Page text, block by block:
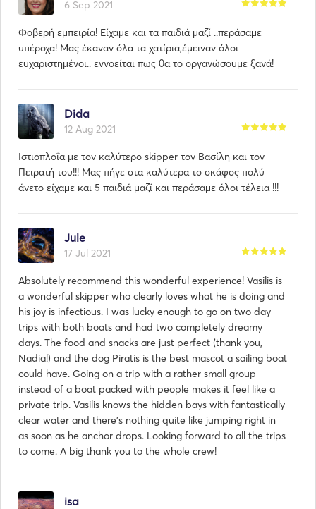
6 Sep 2021
Φοβερή εμπειρία! Είχαμε και τα παιδιά μαζί ..περάσαμε
υπέροχα! Μας έκαναν όλα τα χατίρια,έμειναν όλοι
ευχαριστημένοι.. εννοείται πως θα το οργανώσουμε ξανά!
Dida
12 Aug 2021
Ιστιοπλοΐα με τον καλύτερο skipper τον Βασίλη και τον
Πειρατή του!!! Μας πήγε στα καλύτερα το σκάφος πολύ
άνετο είχαμε και 5 παιδιά μαζί και περάσαμε όλοι τέλεια !!!
Jule
17 Jul 2021
Absolutely recommend this wonderful experience! Vasilis is
a wonderful skipper who clearly loves what he is doing and
his joy is infectious. I was lucky enough to go on two day
trips with both boats and had two completely dreamy
days. The food and snacks are just perfect (thank you,
Nadia!) and the dog Piratis is the best mascot a sailing boat
could have. Going on a trip with a rather small group
instead of a boat packed with people makes it feel like a
private trip. Vasilis knows the hidden bays with fantastically
clear water and there's nothing quite like jumping right in
as soon as he anchor drops. Looking forward to all the trips
to come. A big thank you to the whole crew!
isa